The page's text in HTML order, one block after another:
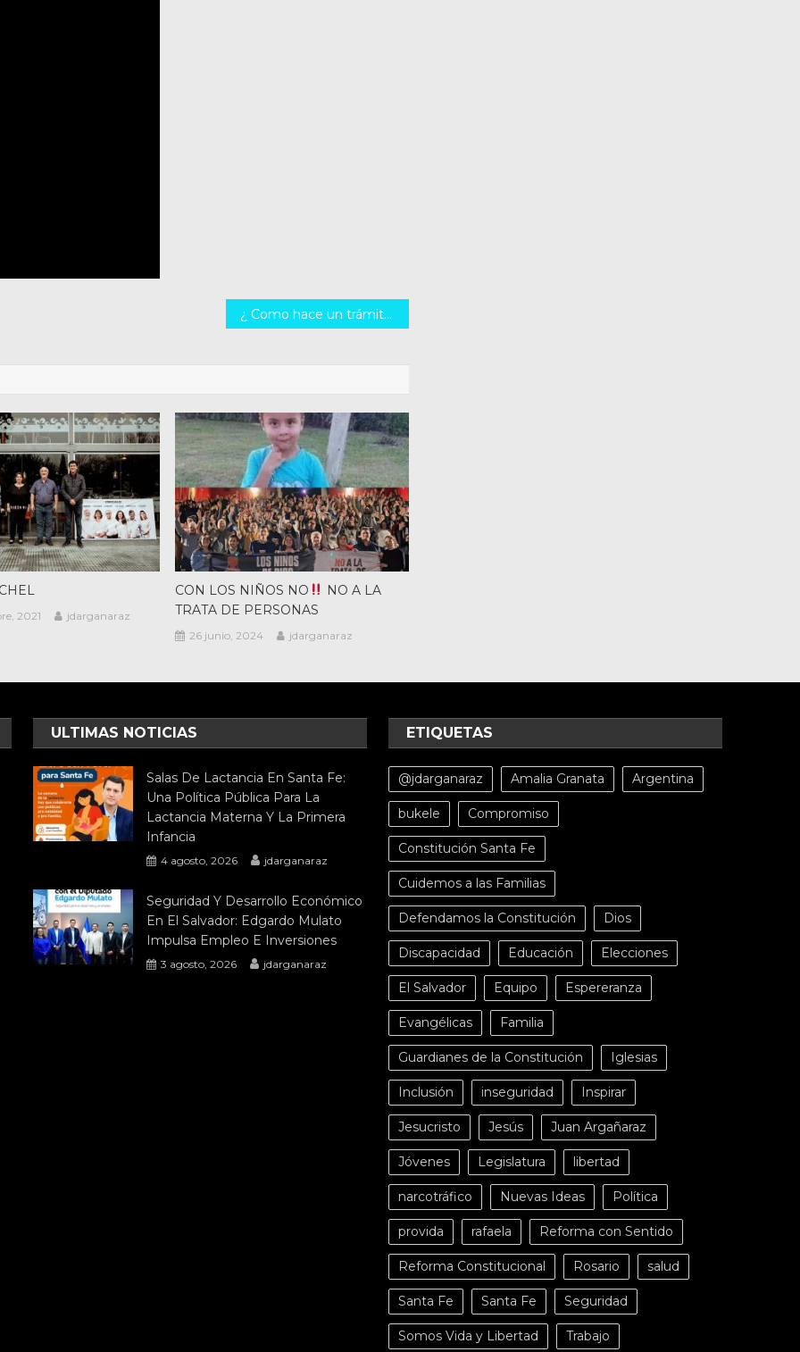
¿ Como hace un trámite una persona ciega ?
2021 jdarganaraz
CON LOS NIÑOS NO
NO A LA
TRATA DE PERSONAS
26 junio, 2024 jdarganaraz
ULTIMAS NOTICIAS
Salas De Lactancia En Santa Fe:
Una Política Pública Para La
Lactancia Materna Y La Primera
Infancia
4 agosto, 2026 jdarganaraz
Seguridad Y Desarrollo Económico
En El Salvador: Edgardo Mulato
Impulsa Empleo E Inversiones
3 agosto, 2026 jdarganaraz
ETIQUETAS
@jdarganaraz Amalia Granata Argentina
bukele Compromiso
Constitución Santa Fe
Cuidemos a las Familias
Defendamos la Constitución Dios
Discapacidad Educación Elecciones
El Salvador Equipo Espereranza
Evangélicas Familia
Guardianes de la Constitución Iglesias
Inclusión inseguridad Inspirar
Jesucristo Jesús Juan Argañaraz
Jóvenes Legislatura libertad
narcotráfico Nuevas Ideas Política
provida rafaela Reforma con Sentido
Reforma Constitucional Rosario salud
Santa Fe Santa Fe Seguridad
Somos Vida y Libertad Trabajo